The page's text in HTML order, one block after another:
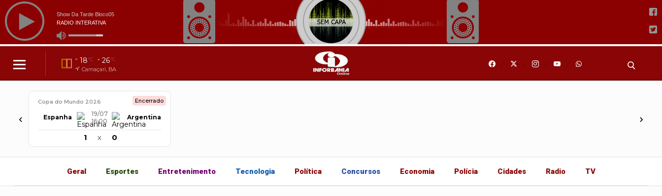
18°C 26°C
Camaçari, BA
‹
Copa do Mundo 2026 Encerrado
Espanha
19/07
16:00
Argentina
1 x 0
›
Geral Esportes Entretenimento Tecnologia Política Concursos Economia Polícia Cidades Radio TV